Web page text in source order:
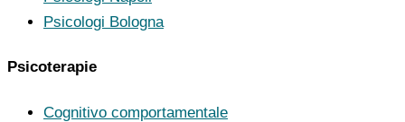
Psicologi Bologna
Psicoterapie
Cognitivo comportamentale